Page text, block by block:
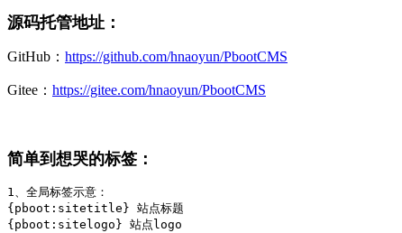
源码托管地址：
GitHub： https://github.com/hnaoyun/PbootCMS
Gitee： https://gitee.com/hnaoyun/PbootCMS
简单到想哭的标签：
1、全局标签示意：
{pboot:sitetitle} 站点标题
{pboot:sitelogo} 站点logo